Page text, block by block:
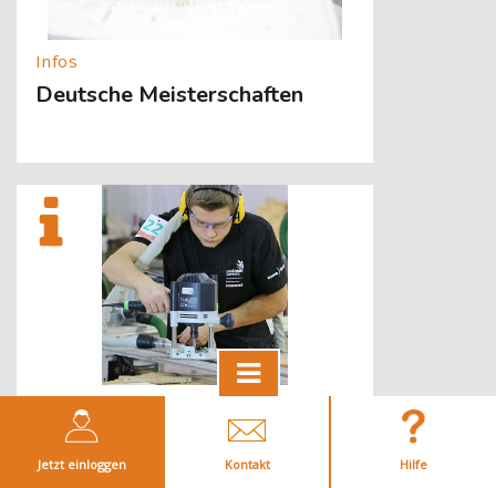
Deutsche Meisterschaften
[Cocoon] About (Text with Image) überspringen
Weltmeisterschaften
Jetzt einloggen Kontakt Hilfe